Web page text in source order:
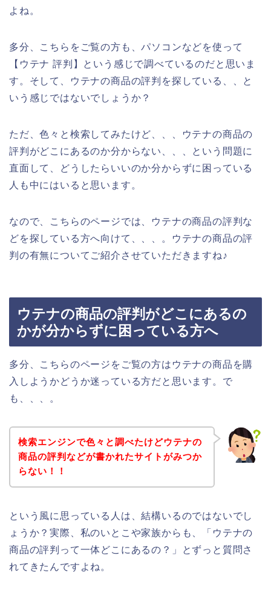
よね。
多分、こちらをご覧の方も、パソコンなどを使って
【ウテナ 評判】という感じで調べているのだと思いま
す。そして、ウテナの商品の評判を探している、、と
いう感じではないでしょうか？
ただ、色々と検索してみたけど、、、ウテナの商品の
評判がどこにあるのか分からない、、、という問題に
直面して、どうしたらいいのか分からずに困っている
人も中にはいると思います。
なので、こちらのページでは、ウテナの商品の評判な
どを探している方へ向けて、、、。ウテナの商品の評
判の有無についてご紹介させていただきますね♪
ウテナの商品の評判がどこにあるの
かが分からずに困っている方へ
多分、こちらのページをご覧の方はウテナの商品を購
入しようかどうか迷っている方だと思います。で
も、、、。
検索エンジンで色々と調べたけどウテナの
商品の評判などが書かれたサイトがみつか
らない！！
という風に思っている人は、結構いるのではないでし
ょうか？実際、私のいとこや家族からも、「ウテナの
商品の評判って一体どこにあるの？」とずっと質問さ
れてきたんですよね。